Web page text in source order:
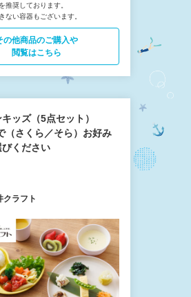
推奨しております。
ない容器もございます。
の他商品の​ご購入や
閲覧はこちら
ッズ（5点セット）
（さくら／そら）お好み
ください
クラフト